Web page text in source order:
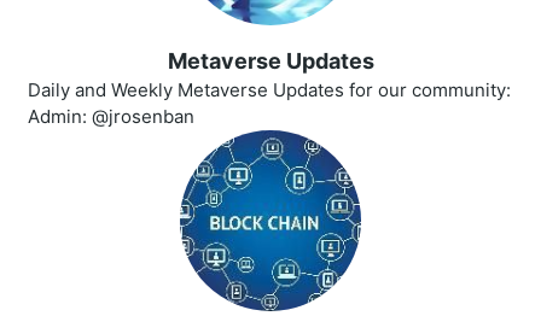
Metaverse Updates
Daily and Weekly Metaverse Updates for our community:
Admin: @jrosenban